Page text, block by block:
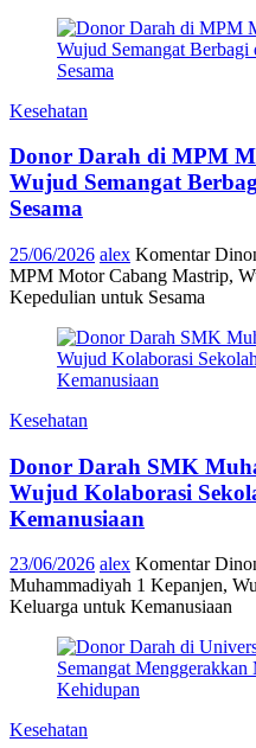
Kesehatan
Donor Darah di MPM
Wujud Semangat
Sesama
25/06/2026 alex Komentar
MPM Motor Cabang Mastrip,
Kepedulian untuk Sesama
Kesehatan
Donor Darah SMK
Wujud Kolaborasi
Kemanusiaan
23/06/2026 alex Komentar
Muhammadiyah 1 Kepanjen,
Keluarga untuk Kemanusiaan
Kesehatan